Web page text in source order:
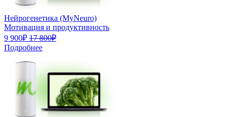
Нейрогенетика (MyNeuro)
Мотивация и продуктивность
9 900₽ 17 800₽
Подробнее